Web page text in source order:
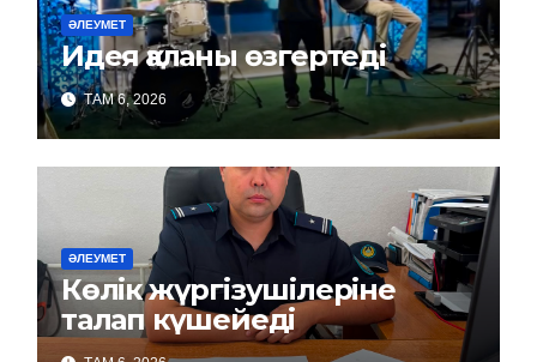
ӘЛЕУМЕТ
Идея қаланы өзгертеді
ТАМ 6, 2026
ӘЛЕУМЕТ
Көлік жүргізушілеріне
талап күшейеді